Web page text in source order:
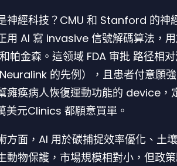
神經科技？CMU 和 Stanford 的神
用 AI 寫 invasive 信號解碼算法，
帕金森。這领域 FDA 审批 路径相
Neuralink 的先例），且患者付意願
瘫痪病人恢復運動功能的 device，
美元Clinics 都願意買單。
方面，AI 用於碳捕捉效率優化、土
動物保護，市場規模相對小，但政